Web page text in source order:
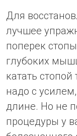
Для
лучшее
поперек
глубоких
катать
надо с
длине. Но не
процедуры у